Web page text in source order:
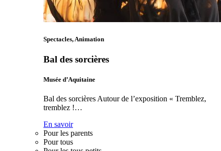
Spectacles, Animation
Bal des sorcières
Musée d’Aquitaine
Bal des sorcières Autour de l’exposition « Tremblez,
tremblez !…
En savoir
Pour les parents
Pour tous